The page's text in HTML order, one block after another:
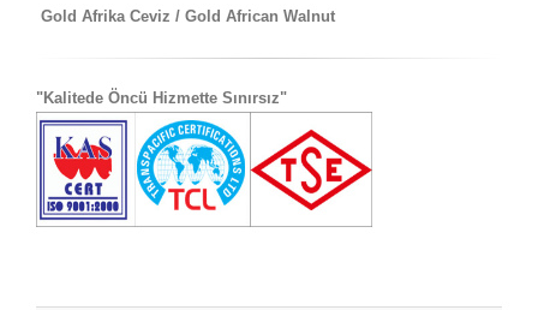
Gold Afrika Ceviz / Gold African Walnut
"Kalitede Öncü Hizmette Sınırsız"